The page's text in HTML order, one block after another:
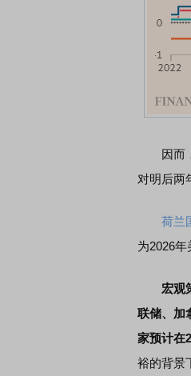
因而，
对明后两
荷兰
为2026年
宏观
联储、加
家预计在
裕的背景